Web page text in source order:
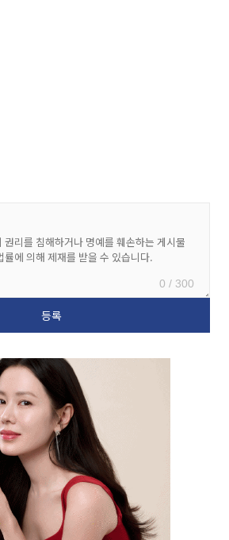
0 / 300